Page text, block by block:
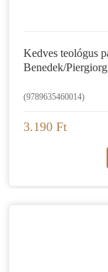
Kedves teológus
Benedek/
(9789635460014)
3.190 Ft